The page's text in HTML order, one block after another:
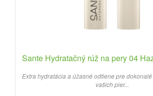
Sante Hydratačný rúž na pery 04
Extra hydratácia a úžasné odtiene pre
vašich pier...